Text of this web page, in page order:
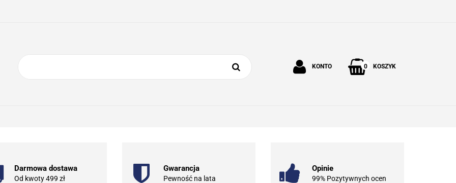
KONTO 0 KOSZYK
Darmowa dostawa
Od kwoty 499 zł
Gwarancja
Pewność na lata
Opinie
99% Pozytywnych ocen